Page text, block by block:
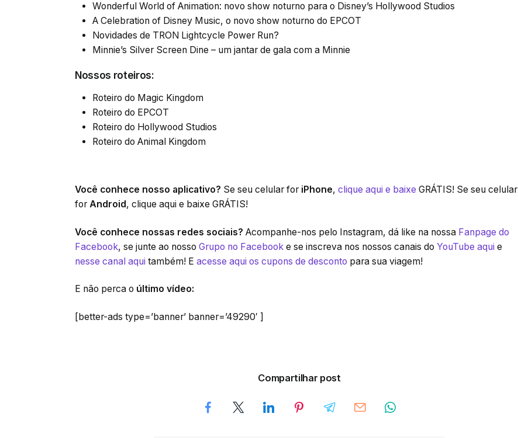
Wonderful World of Animation: novo show noturno para o Disney’s Hollywood Studios
A Celebration of Disney Music, o novo show noturno do EPCOT
Novidades de TRON Lightcycle Power Run?
Minnie’s Silver Screen Dine – um jantar de gala com a Minnie
Nossos roteiros:
Roteiro do Magic Kingdom
Roteiro do EPCOT
Roteiro do Hollywood Studios
Roteiro do Animal Kingdom
Você conhece nosso aplicativo? Se seu celular for iPhone, clique aqui e baixe GRÁTIS! Se seu celular
for Android, clique aqui e baixe GRÁTIS!
Você conhece nossas redes sociais? Acompanhe-nos pelo Instagram, dá like na nossa Fanpage do
Facebook, se junte ao nosso Grupo no Facebook e se inscreva nos nossos canais do YouTube aqui e
nesse canal aqui também! E acesse aqui os cupons de desconto para sua viagem!
E não perca o último vídeo:
[better-ads type=’banner’ banner=’49290′ ]
Compartilhar post